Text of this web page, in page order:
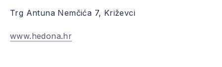
Trg Antuna Nemčića 7, Križevci
www.hedona.hr